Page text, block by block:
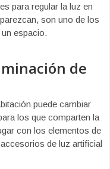
para regular la luz en
son uno de los
espacio.
de
puede cambiar
los que comparten la
con los elementos de
de luz artificial